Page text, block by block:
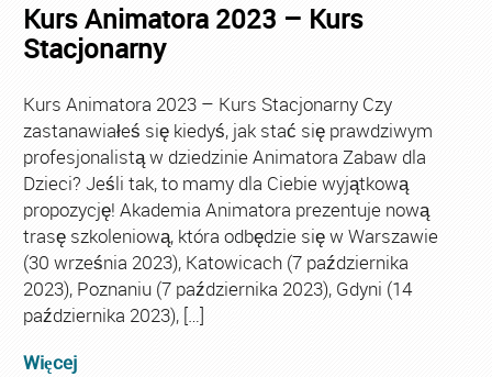
Kurs Animatora 2023 – Kurs
Stacjonarny
Kurs Animatora 2023 – Kurs Stacjonarny Czy
zastanawiałeś się kiedyś, jak stać się prawdziwym
profesjonalistą w dziedzinie Animatora Zabaw dla
Dzieci? Jeśli tak, to mamy dla Ciebie wyjątkową
propozycję! Akademia Animatora prezentuje nową
trasę szkoleniową, która odbędzie się w Warszawie
(30 września 2023), Katowicach (7 października
2023), Poznaniu (7 października 2023), Gdyni (14
października 2023), […]
Więcej